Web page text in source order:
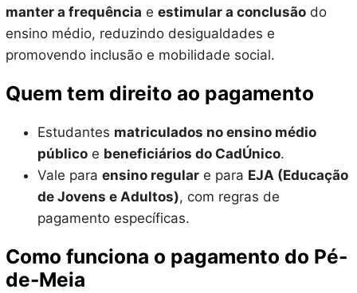
manter a frequência e estimular a conclusãodo
ensino médio, reduzindo desigualdades e
promovendo inclusão e mobilidade social.
Quem tem direito ao pagamento
Estudantes matriculados no ensino médio
públicoe beneficiários do CadÚnico.
Vale para ensino regulare para EJA (Educação
de Jovens e Adultos), com regras de
pagamento específicas.
Como funciona o pagamento do Pé-
de-Meia